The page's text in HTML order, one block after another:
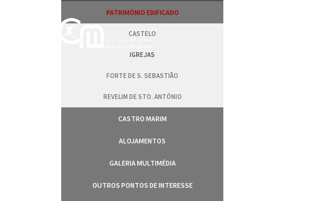
PATRIMÓNIO EDIFICADO
CASTELO
IGREJAS
FORTE DE S. SEBASTIÃO
REVELIM DE STO. ANTÓNIO
CASTRO MARIM
ALOJAMENTOS
GALERIA MULTIMÉDIA
OUTROS PONTOS DE INTERESSE